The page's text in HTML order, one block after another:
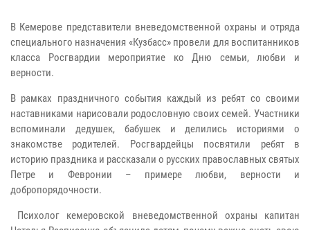
В Кемерове представители вневедомственной охраны и отряда
специального назначения «Кузбасс» провели для воспитанников
класса Росгвардии мероприятие ко Дню семьи, любви и
верности.
В рамках праздничного события каждый из ребят со своими
наставниками нарисовали родословную своих семей. Участники
вспоминали дедушек, бабушек и делились историями о
знакомстве родителей. Росгвардейцы посвятили ребят в
историю праздника и рассказали о русских православных святых
Петре и Февронии – примере любви, верности и
добропорядочности.
Психолог кемеровской вневедомственной охраны капитан